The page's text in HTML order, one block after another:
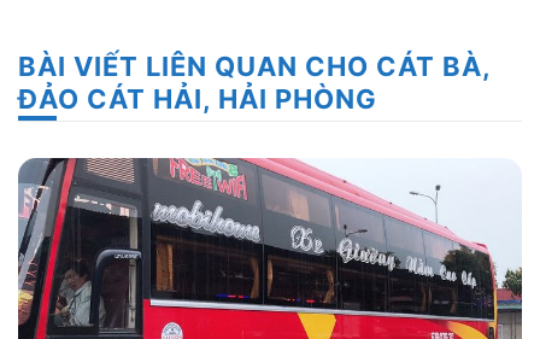
BÀI VIẾT LIÊN QUAN CHO CÁT BÀ,
ĐẢO CÁT HẢI, HẢI PHÒNG